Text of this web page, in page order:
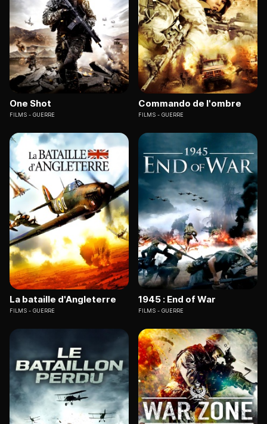
One Shot
FILMS GUERRE
Commando de l'ombre
FILMS GUERRE
La bataille d'Angleterre
FILMS GUERRE
1945 : End of War
FILMS GUERRE